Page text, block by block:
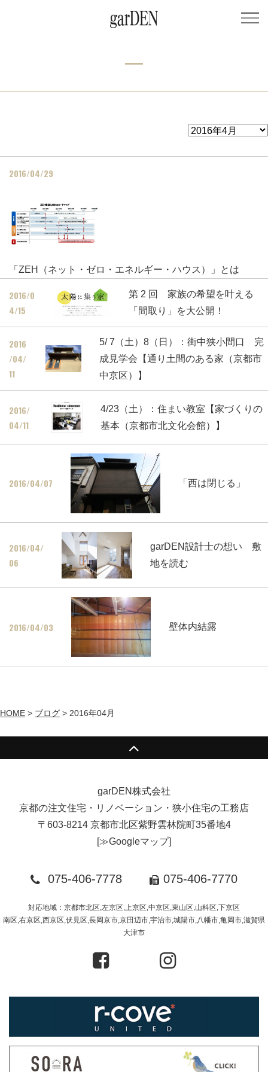
2016/04/29
「ZEH（ネット・ゼロ・エネルギー・ハウス）」とは
2016/0
4/15
第 2 回 家族の希望を叶える
「間取り」を大公開！
2016
/04/
11
5/ 7（土）8（日）：街中狭小間口 完
成見学会【通り土間のある家（京都市
中京区）】
2016/
04/11
4/23（土）：住まい教室【家づくりの
基本（京都市北文化会館）】
2016/04/07 「西は閉じる」
2016/04/
06
garDEN設計士の想い 敷
地を読む
2016/04/03 壁体内結露
HOME > ブログ > 2016年04月
garDEN株式会社
京都の注文住宅・リノベーション・狭小住宅の工務店
〒603-8214 京都市北区紫野雲林院町35番地4
[≫Googleマップ]
075-406-7778 075-406-7770
対応地域：京都市北区,左京区,上京区,中京区,東山区,山科区,下京区
南区,右京区,西京区,伏見区,長岡京市,京田辺市,宇治市,城陽市,八幡市,亀岡市,滋賀県
大津市